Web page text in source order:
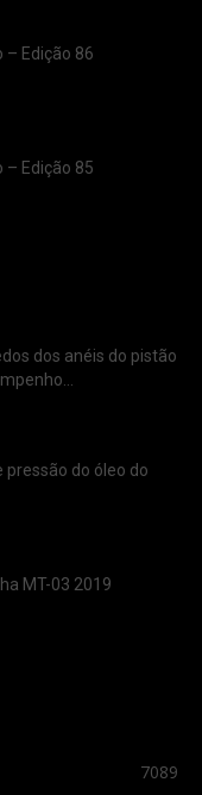
– Edição 86
– Edição 85
dos anéis do pistão
pressão do óleo do
MT-03 2019
7089